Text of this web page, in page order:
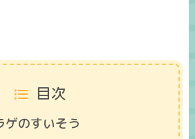
目次
ゲのすいそう